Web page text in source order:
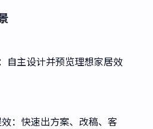
自主设计并预览理想家居效
：快速出方案、改稿、客